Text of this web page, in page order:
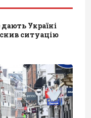
Україні
ситуацію